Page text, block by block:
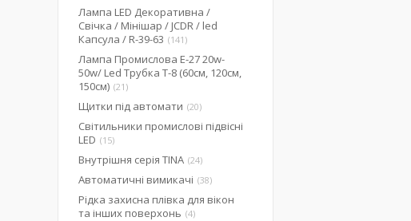
Лампа LED Декоративна /
Свічка / Мінішар / JCDR / led
Капсула / R-39-63
141
Лампа Промислова Е-27 20w-
50w/ Led Трубка Т-8 (60см, 120см,
150см) 21
Щитки під автомати 20
Світильники промислові підвісні
LED
15
Внутрішня серія TINA 24
Автоматичні вимикачі 38
Рідка захисна плівка для вікон
та інших поверхонь 4